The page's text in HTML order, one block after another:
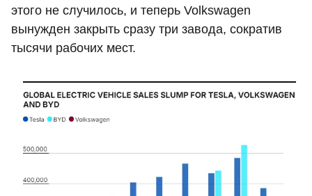
этого не случилось, и теперь Volkswagen
вынужден закрыть сразу три завода, сократив
тысячи рабочих мест.